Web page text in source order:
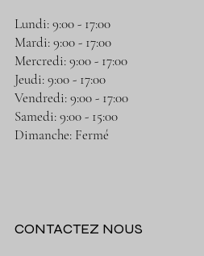
Lundi: 9:00 - 17:00
Mardi: 9:00 - 17:00
Mercredi: 9:00 - 17:00
Jeudi: 9:00 - 17:00
Vendredi: 9:00 - 17:00
Samedi: 9:00 - 15:00
Dimanche: Fermé
CONTACTEZ NOUS